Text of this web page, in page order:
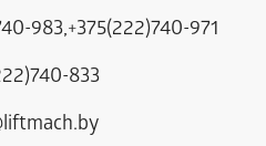
983,+375(222)740-971
833